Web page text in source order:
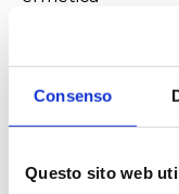
Consenso
Questo sito web
Elevata tenuta
rivestita in PTFE
Settori